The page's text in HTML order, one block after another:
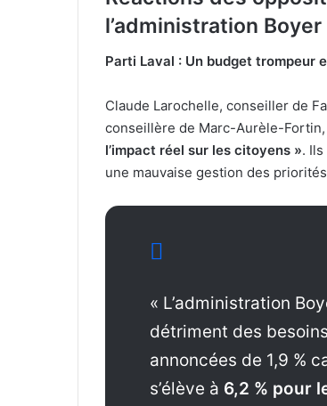
l’administration Boyer
Parti Laval : Un budget trompeur
Claude Larochelle, conseiller de
conseillère de Marc-Aurèle-
l’impact réel sur les citoyens ».
une mauvaise gestion des
« L’administration
détriment des
annoncées de 1,9 %
s’élève à 6,2 % pour